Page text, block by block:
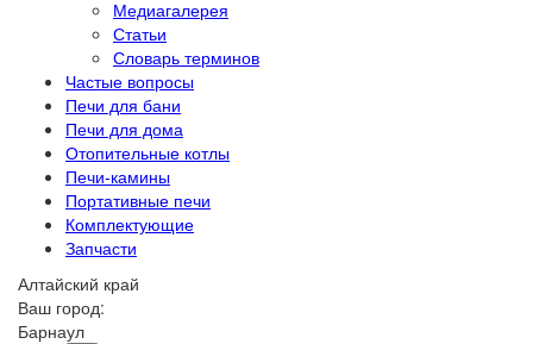
Медиагалерея
Статьи
Словарь терминов
Частые вопросы
Печи для бани
Печи для дома
Отопительные котлы
Печи-камины
Портативные печи
Комплектующие
Запчасти
Алтайский край
Ваш город:
Барнаул